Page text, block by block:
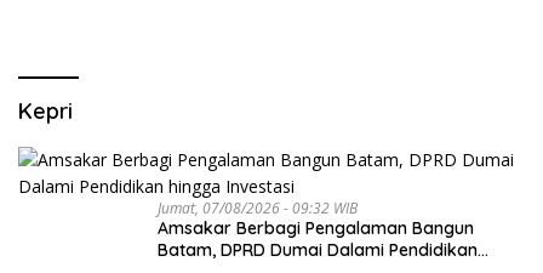
Kepri
Jumat, 07/08/2026 - 09:32 WIB
Amsakar Berbagi Pengalaman Bangun
Batam, DPRD Dumai Dalami Pendidikan